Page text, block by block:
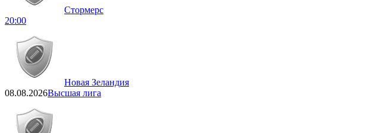
Стормерс
20:00
Новая Зеландия
08.08.2026Высшая лига